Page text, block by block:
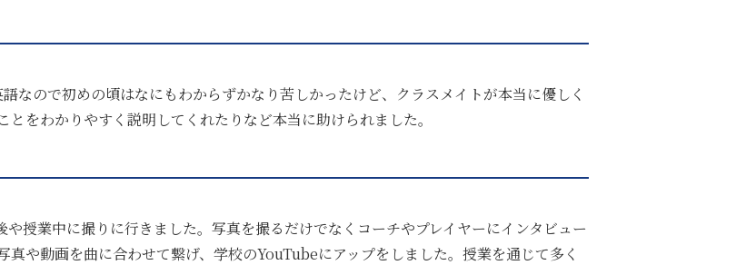
なので初めの頃はなにもわからずかなり苦しかったけど、クラスメイトが本当に優しく
をわかりやすく説明してくれたりなど本当に助けられました。
授業中に撮りに行きました。写真を撮るだけでなくコーチやプレイヤーにインタビュー
や動画を曲に合わせて繋げ、学校のYouTubeにアップをしました。授業を通じて多く